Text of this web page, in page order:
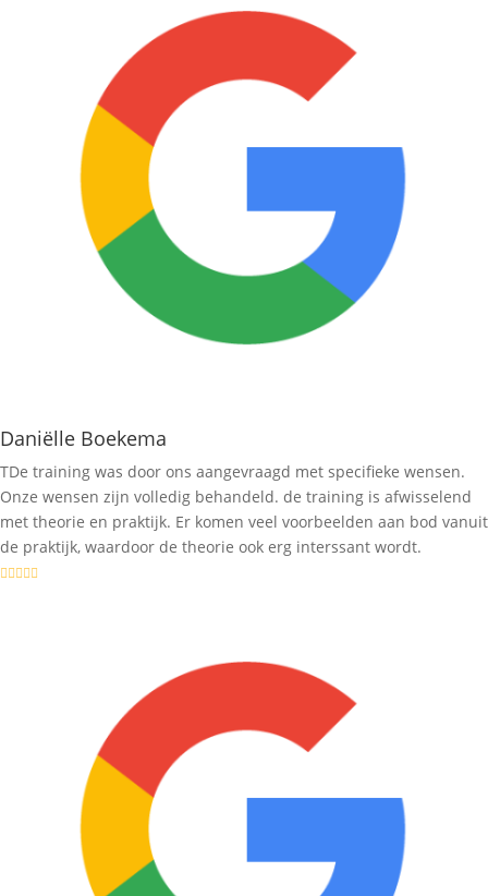
Daniëlle Boekema
TDe training was door ons aangevraagd met specifieke wensen.
Onze wensen zijn volledig behandeld. de training is afwisselend
met theorie en praktijk. Er komen veel voorbeelden aan bod vanuit
de praktijk, waardoor de theorie ook erg interssant wordt.
